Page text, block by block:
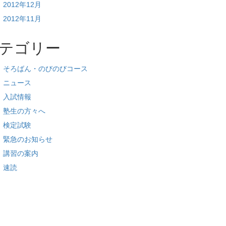
2012年12月
2012年11月
ゴリー
そろばん・のびのびコース
ニュース
入試情報
塾生の方々へ
検定試験
緊急のお知らせ
講習の案内
速読